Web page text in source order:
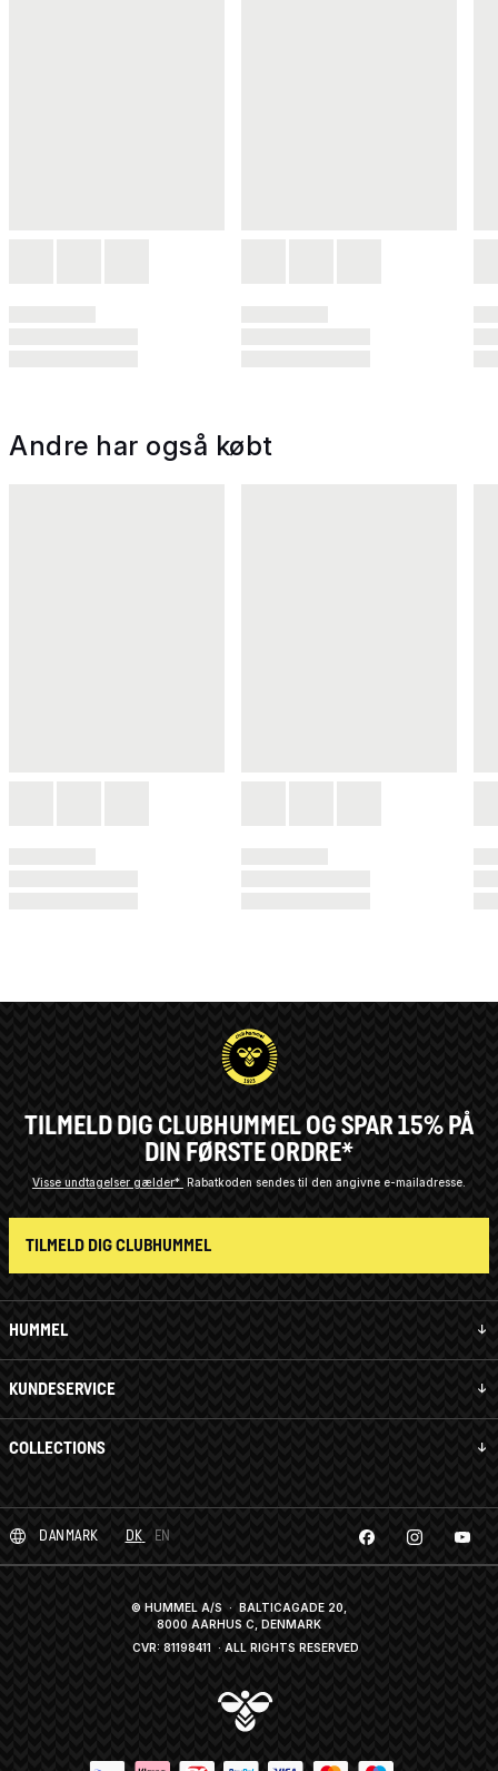
Andre har også købt
HUMMEL
KUNDESERVICE
COLLECTIONS
TILMELD DIG CLUBHUMMEL OG SPAR 15% PÅ
DIN FØRSTE ORDRE*
Visse undtagelser gælder* Rabatkoden sendes til den angivne e-mailadresse.
TILMELD DIG CLUBHUMMEL
DANMARK DK EN
© HUMMEL A/S · BALTICAGADE 20,
8000 AARHUS C, DENMARK
CVR: 81198411 · ALL RIGHTS RESERVED